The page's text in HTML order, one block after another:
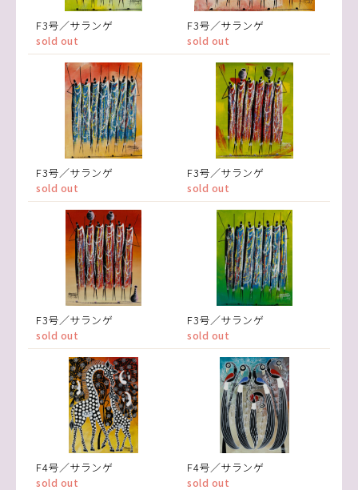
F3号／サランゲ
sold out
F3号／サランゲ
sold out
F3号／サランゲ
sold out
F3号／サランゲ
sold out
F3号／サランゲ
sold out
F3号／サランゲ
sold out
F4号／サランゲ
sold out
F4号／サランゲ
sold out